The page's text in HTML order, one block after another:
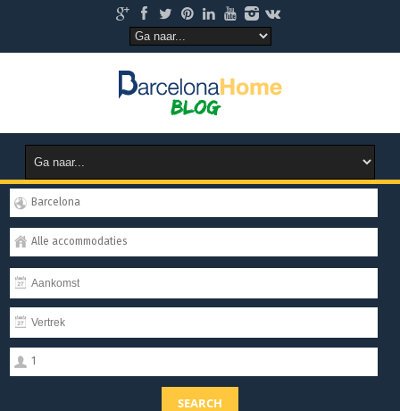
Barcelona
Alle accommodaties
1
SEARCH